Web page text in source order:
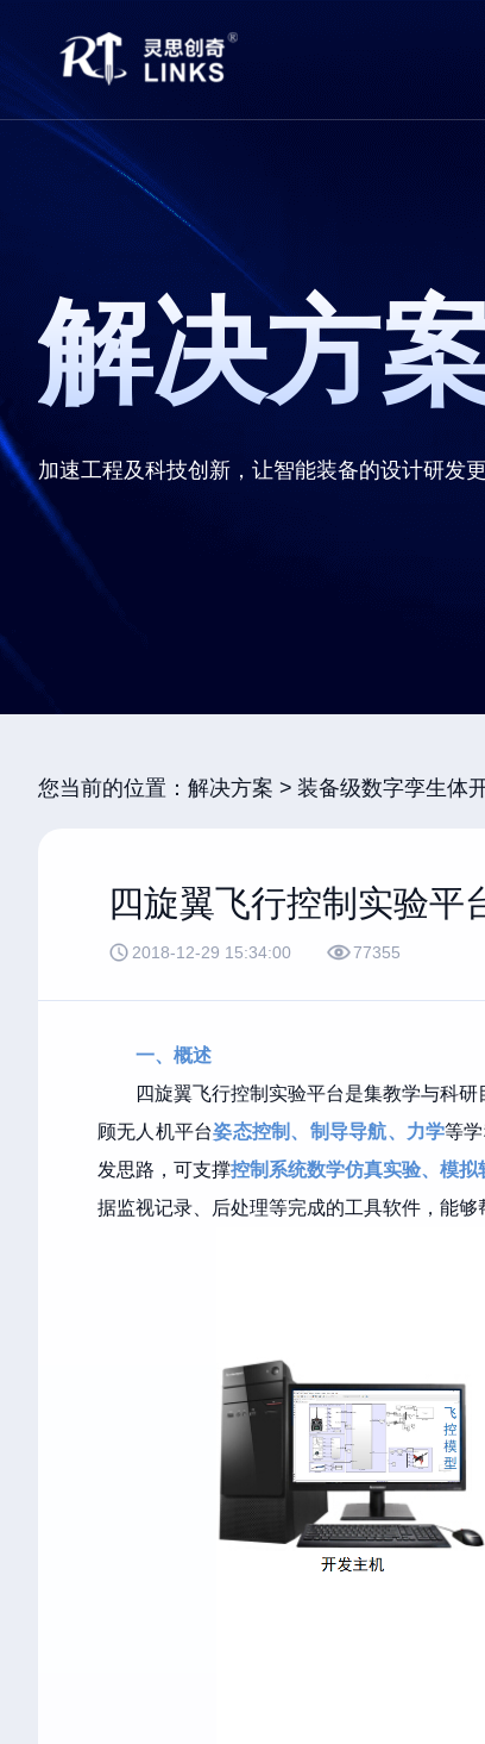
解决方
加速工程及科技创新，让智能装备的设计研发
您当前的位置： 解决方案 装备级数字孪生体
四旋翼飞行控制实验平
2018-12-29 15:34:00 77355
一、概述
四旋翼飞行控制实验平台是集教学与科
顾无人机平台姿态控制、制导导航、力学等
发思路，可支撑控制系统数学仿真实验、模
据监视记录、后处理等完成的工具软件，能够